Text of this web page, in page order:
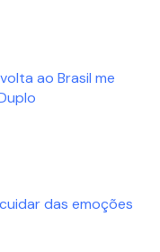
ao Brasil me
das emoções